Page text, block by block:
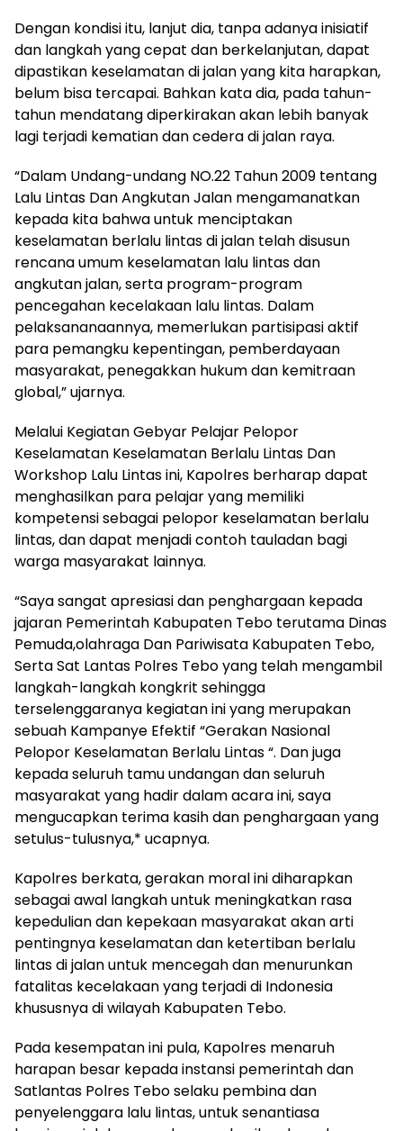
Dengan kondisi itu, lanjut dia, tanpa adanya inisiatif
dan langkah yang cepat dan berkelanjutan, dapat
dipastikan keselamatan di jalan yang kita harapkan,
belum bisa tercapai. Bahkan kata dia, pada tahun-
tahun mendatang diperkirakan akan lebih banyak
lagi terjadi kematian dan cedera di jalan raya.
“Dalam Undang-undang NO.22 Tahun 2009 tentang
Lalu Lintas Dan Angkutan Jalan mengamanatkan
kepada kita bahwa untuk menciptakan
keselamatan berlalu lintas di jalan telah disusun
rencana umum keselamatan lalu lintas dan
angkutan jalan, serta program-program
pencegahan kecelakaan lalu lintas. Dalam
pelaksananaannya, memerlukan partisipasi aktif
para pemangku kepentingan, pemberdayaan
masyarakat, penegakkan hukum dan kemitraan
global,” ujarnya.
Melalui Kegiatan Gebyar Pelajar Pelopor
Keselamatan Keselamatan Berlalu Lintas Dan
Workshop Lalu Lintas ini, Kapolres berharap dapat
menghasilkan para pelajar yang memiliki
kompetensi sebagai pelopor keselamatan berlalu
lintas, dan dapat menjadi contoh tauladan bagi
warga masyarakat lainnya.
“Saya sangat apresiasi dan penghargaan kepada
jajaran Pemerintah Kabupaten Tebo terutama Dinas
Pemuda,olahraga Dan Pariwisata Kabupaten Tebo,
Serta Sat Lantas Polres Tebo yang telah mengambil
langkah-langkah kongkrit sehingga
terselenggaranya kegiatan ini yang merupakan
sebuah Kampanye Efektif “Gerakan Nasional
Pelopor Keselamatan Berlalu Lintas “. Dan juga
kepada seluruh tamu undangan dan seluruh
masyarakat yang hadir dalam acara ini, saya
mengucapkan terima kasih dan penghargaan yang
setulus-tulusnya,* ucapnya.
Kapolres berkata, gerakan moral ini diharapkan
sebagai awal langkah untuk meningkatkan rasa
kepedulian dan kepekaan masyarakat akan arti
pentingnya keselamatan dan ketertiban berlalu
lintas di jalan untuk mencegah dan menurunkan
fatalitas kecelakaan yang terjadi di Indonesia
khususnya di wilayah Kabupaten Tebo.
Pada kesempatan ini pula, Kapolres menaruh
harapan besar kepada instansi pemerintah dan
Satlantas Polres Tebo selaku pembina dan
penyelenggara lalu lintas, untuk senantiasa